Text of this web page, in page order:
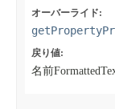
オーバーライド:
戻り値:
名前